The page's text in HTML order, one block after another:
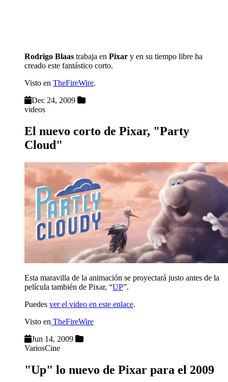
Rodrigo Blaas trabaja en Pixar y en su tiempo libre ha
creado este fantástico corto.
Visto en TheFireWire.
Dec 24, 2009
videos
El nuevo corto de Pixar, "Party
Cloud"
Esta maravilla de la animación se proyectará justo antes de la
película también de Pixar, “UP”.
Puedes ver el video en este enlace.
Visto en TheFireWire
Jun 14, 2009
VariosCine
"Up" lo nuevo de Pixar para el 2009